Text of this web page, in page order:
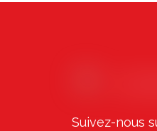
Suivez-nous